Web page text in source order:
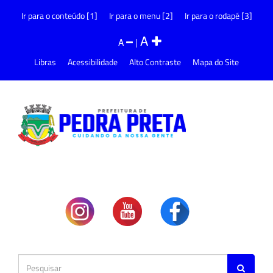
Ir para o conteúdo [1] Ir para o menu [2] Ir para o rodapé [3]
A |A
Libras Acessibilidade Alto Contraste Mapa do Site